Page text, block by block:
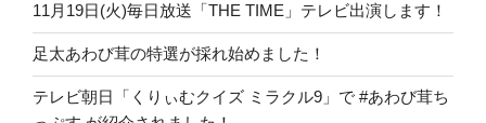
11月19日(火)毎日放送「THE TIME」テレビ出演します！
足太あわび茸の特選が採れ始めました！
テレビ朝日「くりぃむクイズ ミラクル9」で #あわび茸ち